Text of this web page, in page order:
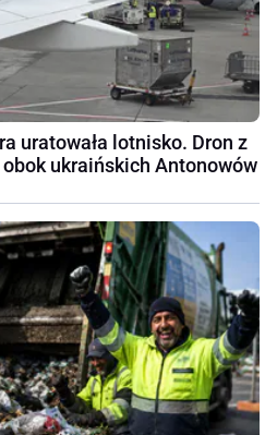
uratowała lotnisko. Dron z
ukraińskich Antonowów